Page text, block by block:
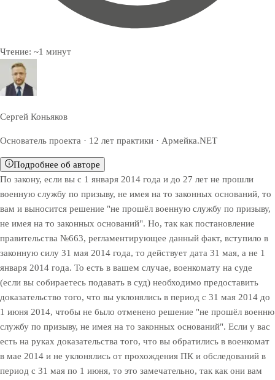
Чтение: ~1 минут
Сергей Коньяков
Основатель проекта · 12 лет практики · Армейка.NET
Подробнее об авторе
По закону, если вы с 1 января 2014 года и до 27 лет не прошли
военную службу по призыву, не имея на то законных оснований, то
вам и выносится решение "не прошёл военную службу по призыву,
не имея на то законных оснований". Но, так как постановление
правительства №663, регламентирующее данный факт, вступило в
законную силу 31 мая 2014 года, то действует дата 31 мая, а не 1
января 2014 года. То есть в вашем случае, военкомату на суде
(если вы собираетесь подавать в суд) необходимо предоставить
доказательство того, что вы уклонялись в период с 31 мая 2014 до
1 июня 2014, чтобы не было отменено решение "не прошёл военню
службу по призыву, не имея на то законных оснований". Если у вас
есть на руках доказательства того, что вы обратились в военкомат
в мае 2014 и не уклонялись от прохождения ПК и обследований в
период с 31 мая по 1 июня, то это замечательно, так как они вам